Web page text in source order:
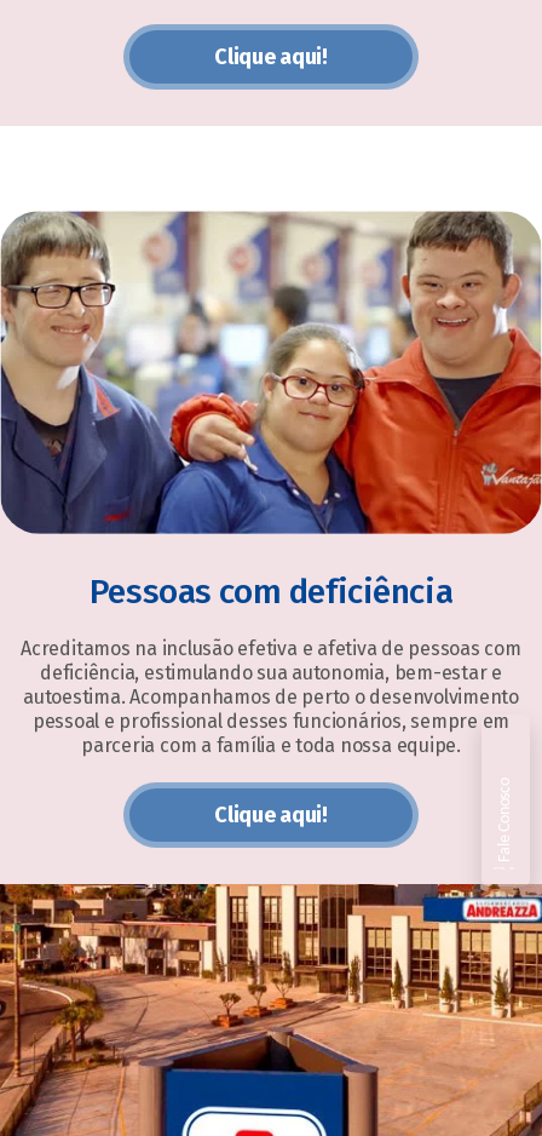
Clique aqui!
Pessoas com deficiência
Acreditamos na inclusão efetiva e afetiva de pessoas com
deficiência, estimulando sua autonomia, bem-estar e
autoestima. Acompanhamos de perto o desenvolvimento
pessoal e profissional desses funcionários, sempre em
parceria com a família e toda nossa equipe.
Clique aqui! Fale Conosco